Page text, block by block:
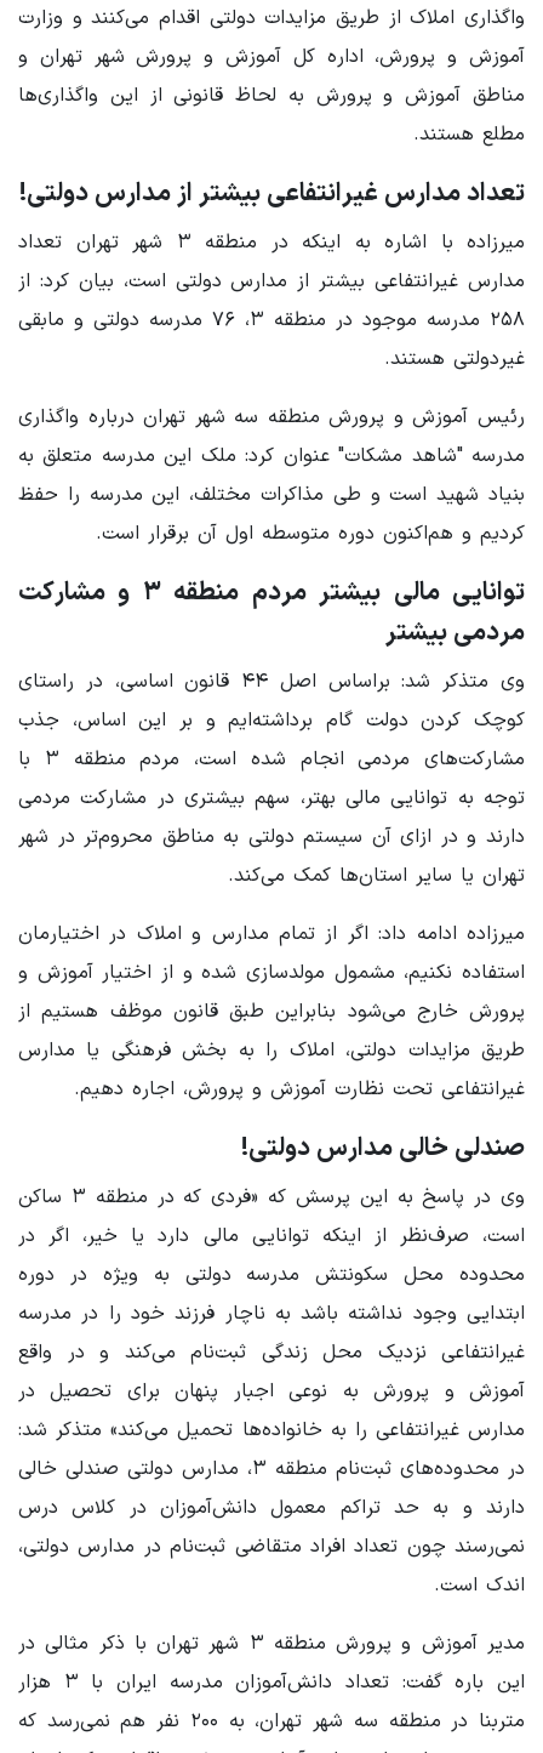
واگذاری املاک از طریق مزایدات دولتی اقدام می‌کنند و وزارت
آموزش و پرورش، اداره کل‌ آموزش و پرورش شهر تهران و
مناطق آموزش و پرورش به لحاظ قانونی از این واگذاری‌ها
مطلع هستند.
تعداد مدارس غیرانتفاعی بیشتر از مدارس دولتی!
میرزاده با اشاره به اینکه در منطقه ۳ شهر تهران تعداد
مدارس غیرانتفاعی بیشتر از مدارس دولتی است، بیان کرد: از
۲۵۸ مدرسه موجود در منطقه ۳، ۷۶ مدرسه دولتی و مابقی
غیردولتی هستند.
رئیس آموزش و پرورش منطقه سه شهر تهران درباره واگذاری
مدرسه "شاهد مشکات" عنوان کرد: ملک این مدرسه متعلق به
بنیاد شهید است و طی مذاکرات مختلف، این مدرسه را حفظ
کردیم و هم‌اکنون دوره متوسطه اول آن برقرار است.
توانایی مالی بیشتر مردم منطقه ۳ و مشارکت
مردمی بیشتر
وی متذکر شد: براساس اصل ۴۴ قانون اساسی، در راستای
کوچک کردن دولت گام برداشته‌ایم و بر این اساس، جذب
مشارکت‌های مردمی انجام شده است، مردم منطقه ۳ با
توجه به توانایی مالی بهتر، سهم بیشتری در مشارکت مردمی
دارند و در ازای آن سیستم دولتی به مناطق محروم‌تر در شهر
تهران یا سایر استان‌ها کمک می‌کند.
میرزاده ادامه داد: اگر از تمام مدارس و املاک در اختیارمان
استفاده نکنیم، مشمول مولدسازی شده و از اختیار آموزش و
پرورش خارج می‌شود بنابراین طبق قانون موظف هستیم از
طریق مزایدات دولتی، املاک را به بخش فرهنگی یا مدارس
غیرانتفاعی تحت نظارت آموزش و پرورش، اجاره دهیم.
صندلی خالی مدارس دولتی!
وی در پاسخ به این پرسش که «فردی که در منطقه ۳ ساکن
است، صرف‌نظر از اینکه توانایی مالی دارد یا خیر، اگر در
محدوده محل سکونتش مدرسه دولتی به ویژه در دوره
ابتدایی وجود نداشته باشد به ناچار فرزند خود را در مدرسه‌
غیرانتفاعی نزدیک محل زندگی ثبت‌نام می‌کند و در واقع
آموزش و پرورش به نوعی اجبار پنهان برای تحصیل در
مدارس غیرانتفاعی را به خانواده‌ها تحمیل می‌کند» متذکر شد:
در محدوده‌های ثبت‌نام منطقه ۳، مدارس دولتی صندلی خالی
دارند و به حد تراکم معمول دانش‌آموزان در کلاس درس
نمی‌رسند چون تعداد افراد متقاضی ثبت‌نام در مدارس دولتی،
اندک است.
مدیر آموزش و پرورش منطقه ۳ شهر تهران با ذکر مثالی در
این باره گفت: تعداد دانش‌آموزان مدرسه ایران با ۳ هزار
متربنا در منطقه سه شهر تهران، به ۲۰۰ نفر هم نمی‌رسد که